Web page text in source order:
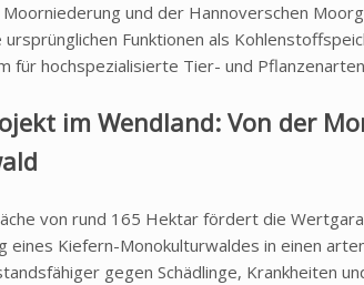
und der Hannoverschen
Funktionen als
für hochspezialisierte Tier- und
im Wendland: Von der
von rund 165 Hektar fördert die
eines Kiefern-Monokulturwaldes in einen
gegen Schädlinge, Krankheiten